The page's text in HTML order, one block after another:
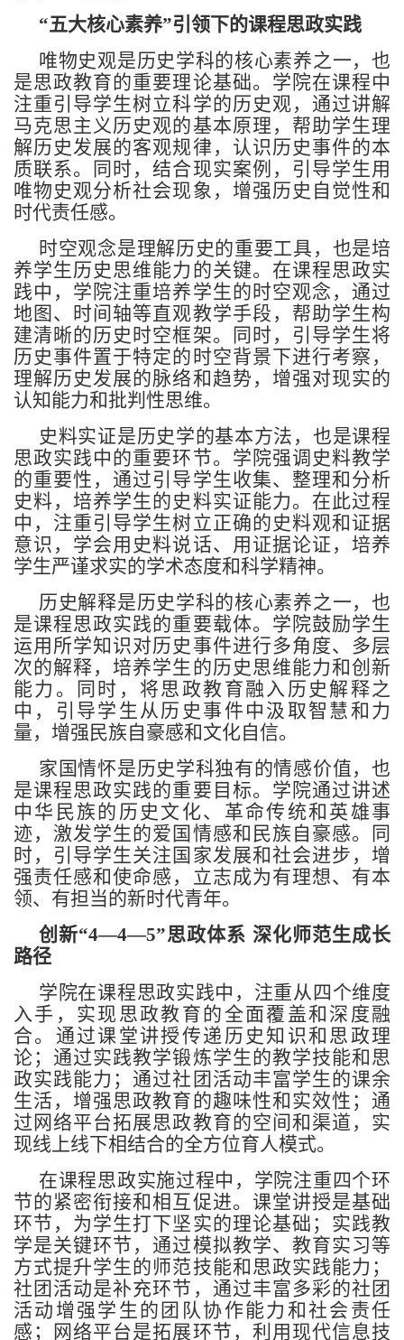
“五大核心素养”引领下的课程思政实践
唯物史观是历史学科的核心素养之一，也
是思政教育的重要理论基础。学院在课程中
注重引导学生树立科学的历史观，通过讲解
马克思主义历史观的基本原理，帮助学生理
解历史发展的客观规律，认识历史事件的本
质联系。同时，结合现实案例，引导学生用
唯物史观分析社会现象，增强历史自觉性和
时代责任感。
时空观念是理解历史的重要工具，也是培
养学生历史思维能力的关键。在课程思政实
践中，学院注重培养学生的时空观念，通过
地图、时间轴等直观教学手段，帮助学生构
建清晰的历史时空框架。同时，引导学生将
历史事件置于特定的时空背景下进行考察，
理解历史发展的脉络和趋势，增强对现实的
认知能力和批判性思维。
史料实证是历史学的基本方法，也是课程
思政实践中的重要环节。学院强调史料教学
的重要性，通过引导学生收集、整理和分析
史料，培养学生的史料实证能力。在此过程
中，注重引导学生树立正确的史料观和证据
意识，学会用史料说话、用证据论证，培养
学生严谨求实的学术态度和科学精神。
历史解释是历史学科的核心素养之一，也
是课程思政实践的重要载体。学院鼓励学生
运用所学知识对历史事件进行多角度、多层
次的解释，培养学生的历史思维能力和创新
能力。同时，将思政教育融入历史解释之
中，引导学生从历史事件中汲取智慧和力
量，增强民族自豪感和文化自信。
家国情怀是历史学科独有的情感价值，也
是课程思政实践的重要目标。学院通过讲述
中华民族的历史文化、革命传统和英雄事
迹，激发学生的爱国情感和民族自豪感。同
时，引导学生关注国家发展和社会进步，增
强责任感和使命感，立志成为有理想、有本
领、有担当的新时代青年。
创新“4—4—5”思政体系 深化师范生成长
路径
学院在课程思政实践中，注重从四个维度
入手，实现思政教育的全面覆盖和深度融
合。通过课堂讲授传递历史知识和思政理
论；通过实践教学锻炼学生的教学技能和思
政实践能力；通过社团活动丰富学生的课余
生活，增强思政教育的趣味性和实效性；通
过网络平台拓展思政教育的空间和渠道，实
现线上线下相结合的全方位育人模式。
在课程思政实施过程中，学院注重四个环
节的紧密衔接和相互促进。课堂讲授是基础
环节，为学生打下坚实的理论基础；实践教
学是关键环节，通过模拟教学、教育实习等
方式提升学生的师范技能和思政实践能力；
社团活动是补充环节，通过丰富多彩的社团
活动增强学生的团队协作能力和社会责任
感；网络平台是拓展环节，利用现代信息技